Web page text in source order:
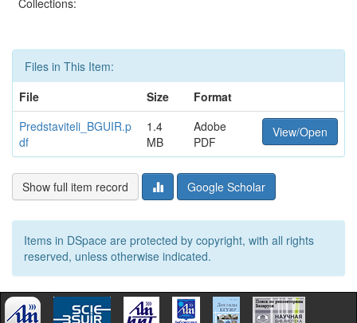
Collections:
Files in This Item:
File
Size
Format
Predstaviteli_BGUIR.p
df
1.4
MB
Adobe
PDF
View/Open
Show full item record Google Scholar
Items in DSpace are protected by copyright, with all rights
reserved, unless otherwise indicated.